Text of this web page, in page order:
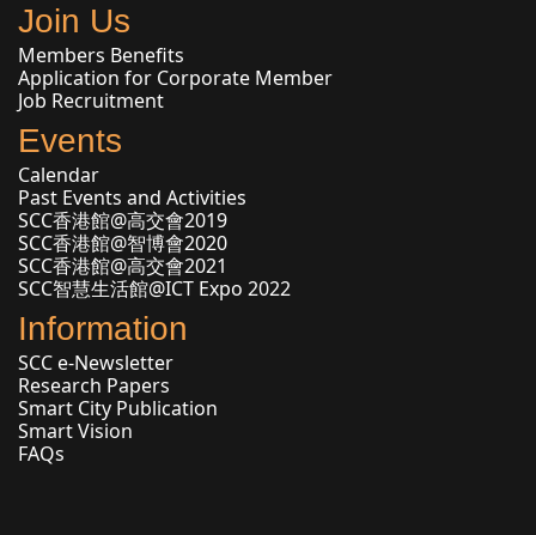
Join Us
Members Benefits
Application for Corporate Member
Job Recruitment
Events
Calendar
Past Events and Activities
SCC香港館@高交會2019
SCC香港館@智博會2020
SCC香港館@高交會2021
SCC智慧生活館@ICT Expo 2022
Information
SCC e-Newsletter
Research Papers
Smart City Publication
Smart Vision
FAQs